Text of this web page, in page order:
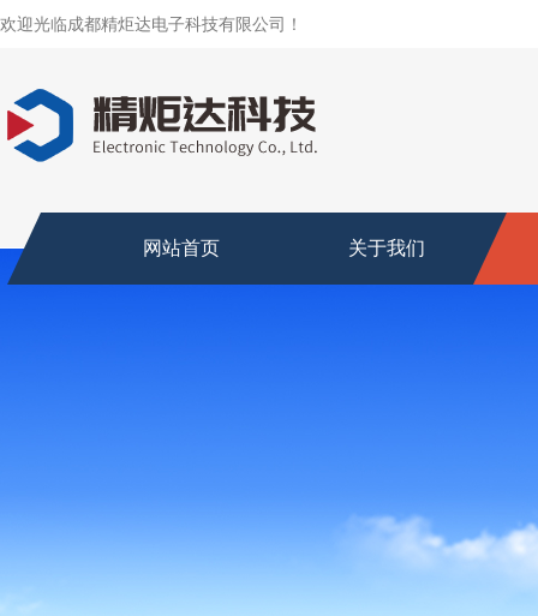
欢迎光临成都精炬达电子科技有限公司！
网站首页 关于我们